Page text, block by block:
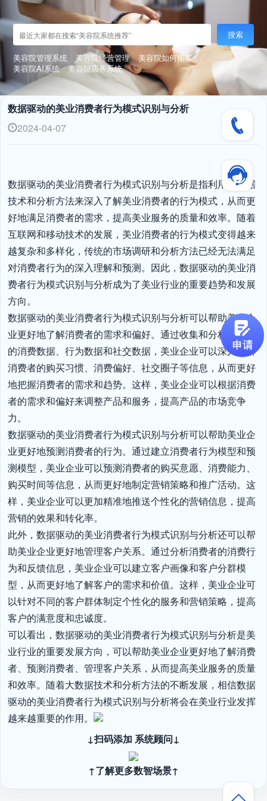
搜索
美容院管理系统 美容院经营管理
美容院如何拓客
美容院AI系统
美容院店务系统
数据驱动的美业消费者行为模式识别与分析
2024-04-07
数据驱动的美业消费者行为模式识别与分析是指利用大数据
技术和分析方法来深入了解美业消费者的行为模式，从而更
好地满足消费者的需求，提高美业服务的质量和效率。随着
互联网和移动技术的发展，美业消费者的行为模式变得越来
越复杂和多样化，传统的市场调研和分析方法已经无法满足
对消费者行为的深入理解和预测。因此，数据驱动的美业消
费者行为模式识别与分析成为了美业行业的重要趋势和发展
方向。
数据驱动的美业消费者行为模式识别与分析可以帮助美业企
业更好地了解消费者的需求和偏好。通过收集和分析消费者
的消费数据、行为数据和社交数据，美业企业可以深入了解
消费者的购买习惯、消费偏好、社交圈子等信息，从而更好
地把握消费者的需求和趋势。这样，美业企业可以根据消费
者的需求和偏好来调整产品和服务，提高产品的市场竞争
力。
数据驱动的美业消费者行为模式识别与分析可以帮助美业企
业更好地预测消费者的行为。通过建立消费者行为模型和预
测模型，美业企业可以预测消费者的购买意愿、消费能力、
购买时间等信息，从而更好地制定营销策略和推广活动。这
样，美业企业可以更加精准地推送个性化的营销信息，提高
营销的效果和转化率。
此外，数据驱动的美业消费者行为模式识别与分析还可以帮
助美业企业更好地管理客户关系。通过分析消费者的消费行
为和反馈信息，美业企业可以建立客户画像和客户分群模
型，从而更好地了解客户的需求和价值。这样，美业企业可
以针对不同的客户群体制定个性化的服务和营销策略，提高
客户的满意度和忠诚度。
可以看出，数据驱动的美业消费者行为模式识别与分析是美
业行业的重要发展方向，可以帮助美业企业更好地了解消费
者、预测消费者、管理客户关系，从而提高美业服务的质量
和效率。随着大数据技术和分析方法的不断发展，相信数据
驱动的美业消费者行为模式识别与分析将会在美业行业发挥
越来越重要的作用。
↓扫码添加 系统顾问↓
↑了解更多数智场景↑